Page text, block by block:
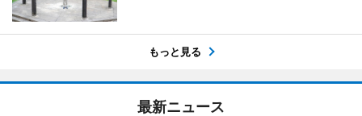
もっと見る
最新ニュース